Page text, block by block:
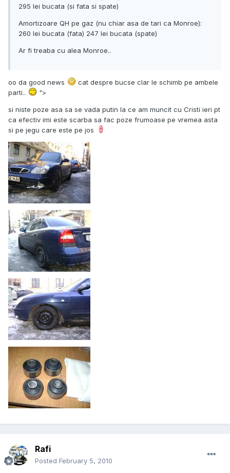
295 lei bucata (si fata si spate)
Amortizoare QH pe gaz (nu chiar asa de tari ca Monroe):
260 lei bucata (fata) 247 lei bucata (spate)
Ar fi treaba cu alea Monroe..
oo da good news
cat despre bucse clar le schimb pe ambele
parti..
">
si niste poze asa sa se vada putin la ce am muncit cu Cristi ieri pt
ca efectiv imi este scarba sa fac poze frumoase pe vremea asta
si pe jegu care este pe jos
Rafi
Posted February 5, 2010